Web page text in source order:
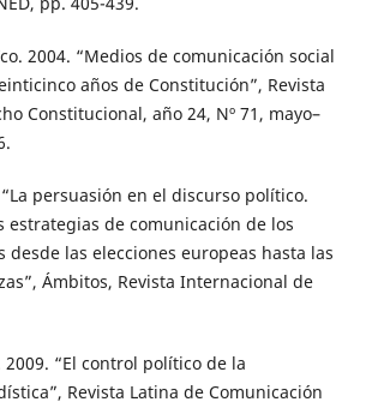
2004. “Medios de comunicación social
años de Constitución”, Revista
Constitucional, año 24, Nº 71, mayo–
persuasión en el discurso político.
estrategias de comunicación de los
desde las elecciones europeas hasta las
Ámbitos, Revista Internacional de
2009. “El control político de la
Revista Latina de Comunicación